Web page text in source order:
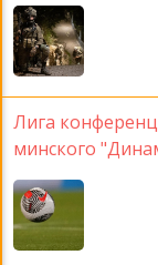
Лига
минского